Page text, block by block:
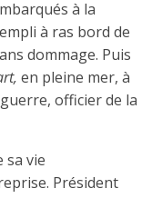
à la
à ras bord de
dommage. Puis
en pleine mer, à
officier de la
sa vie
Président